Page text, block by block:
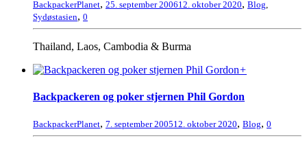
BackpackerPlanet, 25. september 200612. oktober 2020, Blog
Sydøstasien, 0
Thailand, Laos, Cambodia & Burma
+
Backpackeren og poker stjernen Phil Gordon
BackpackerPlanet, 7. september 200512. oktober 2020, Blog, 0